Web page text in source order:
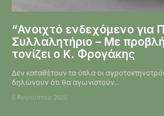
“Ανοιχτό ενδεχόμενο για
Συλλαλητήριο – Με
τονίζει ο Κ. Φρογάκης
Δεν καταθέτουν τα όπλα οι
δηλώνουν ότι θα αγωνιστούν...
6 Αυγούστου 2026